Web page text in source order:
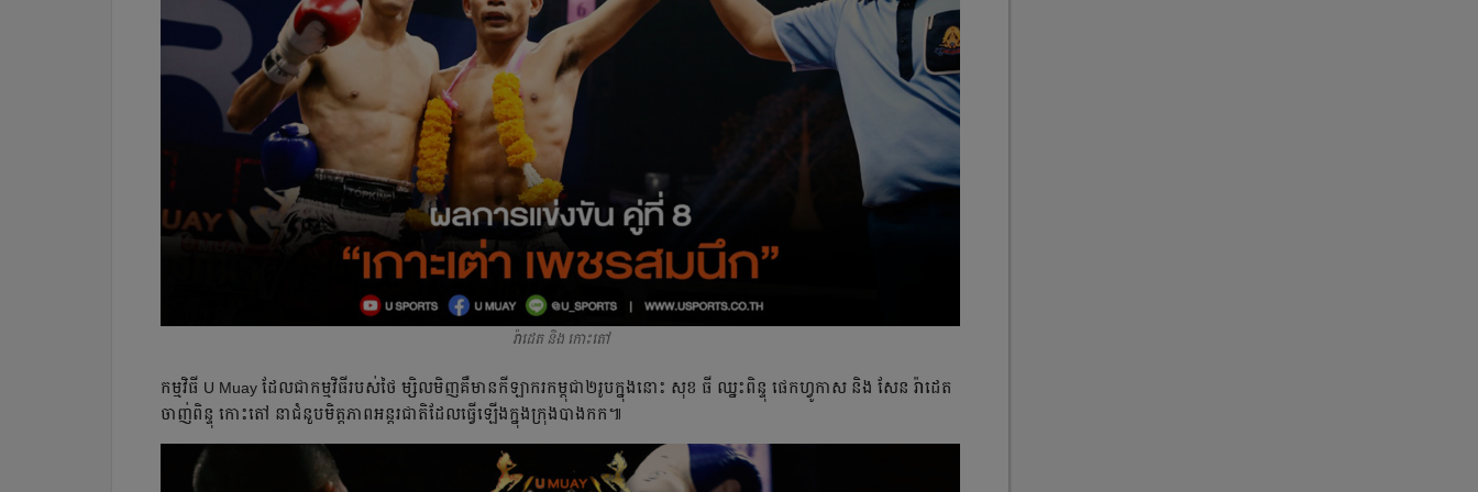
រ៉ាដេត និង កោះតៅ
កម្មវិធី​ U Muay ​ដែល​ជា​កម្មវិធី​របស់​ថៃ​ ម្សិលមិញ​គឺ​មាន​កីឡាករ​កម្ពុជា​២រូប​ក្នុង​នោះ​ សុខ​ ធី​ ឈ្នះ​ពិន្ទុ​ ផេកហ្វូកាស​ និង​ សែន​ រ៉ាដេត​
ចាញ់​ពិន្ទុ​ កោះតៅ​ នា​ជំនួប​មិត្តភាព​អន្តរជាតិ​ដែល​ធ្វើ​ឡើង​ក្នុង​ក្រុង​បាងកក៕​